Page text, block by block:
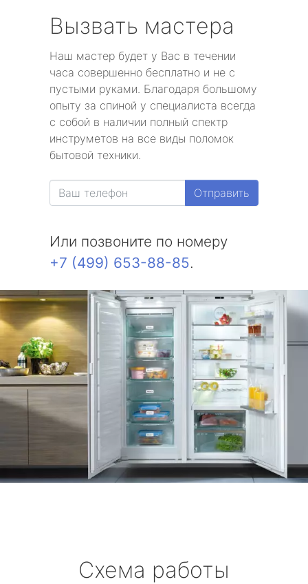
Вызвать мастера
Наш мастер будет у Вас в течении
часа совершенно бесплатно и не с
пустыми руками. Благодаря большому
опыту за спиной у специалиста всегда
с собой в наличии полный спектр
инструметов на все виды поломок
бытовой техники.
Отправить
Или позвоните по номеру
+7 (499) 653-88-85.
Схема работы